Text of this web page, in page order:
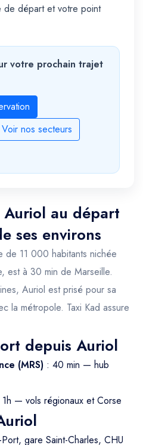
de départ et votre point
votre prochain trajet
Voir nos secteurs
Auriol au départ
ses environs
de 11 000 habitants nichée
est à 30 min de Marseille.
Auriol est prisé pour sa
la métropole. Taxi Kad assure
depuis Auriol
(MRS) : 40 min — hub
— vols régionaux et Corse
gare Saint-Charles, CHU